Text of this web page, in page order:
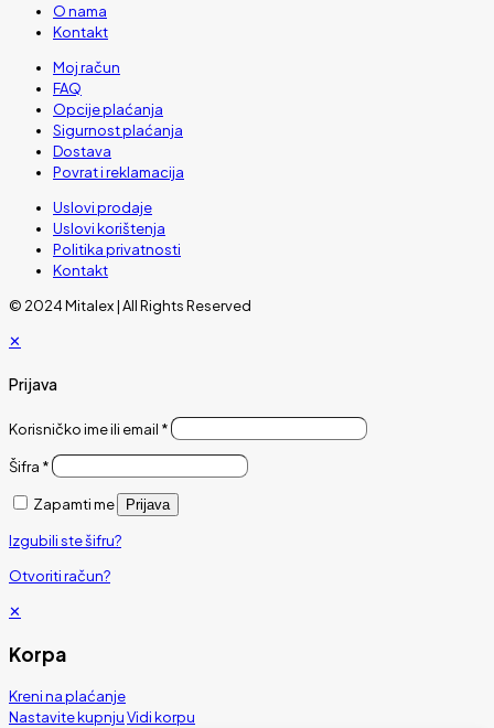
O nama
Kontakt
Moj račun
FAQ
Opcije plaćanja
Sigurnost plaćanja
Dostava
Povrat i reklamacija
Uslovi prodaje
Uslovi korištenja
Politika privatnosti
Kontakt
© 2024 Mitalex | All Rights Reserved
✕
Prijava
Korisničko ime ili email *
Šifra *
Zapamti me Prijava
Izgubili ste šifru?
Otvoriti račun?
✕
Korpa
Kreni na plaćanje
Nastavite kupnjuVidi korpu